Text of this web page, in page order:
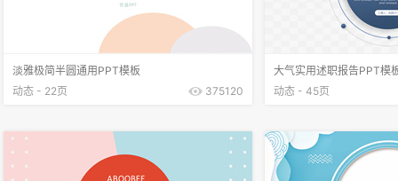
淡雅极简半圆通用PPT模板
动态 - 22页
375120
大气实用述职报告PPT模
动态 - 45页